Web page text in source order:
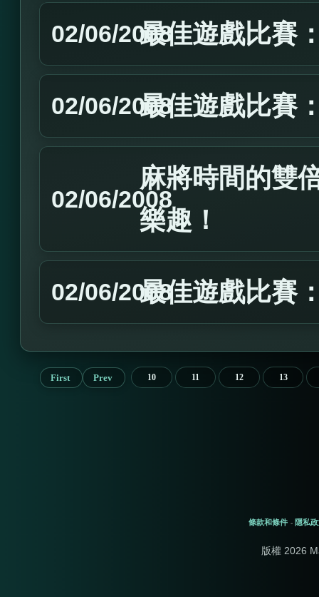
02/06/2008最佳遊戲比賽
02/06/2008最佳遊戲比賽
02/06/2008
麻將時間的雙
樂趣！
02/06/2008最佳遊戲比賽
First Prev 10 11 12 13
條款和條件 - 隱私
版權 2026